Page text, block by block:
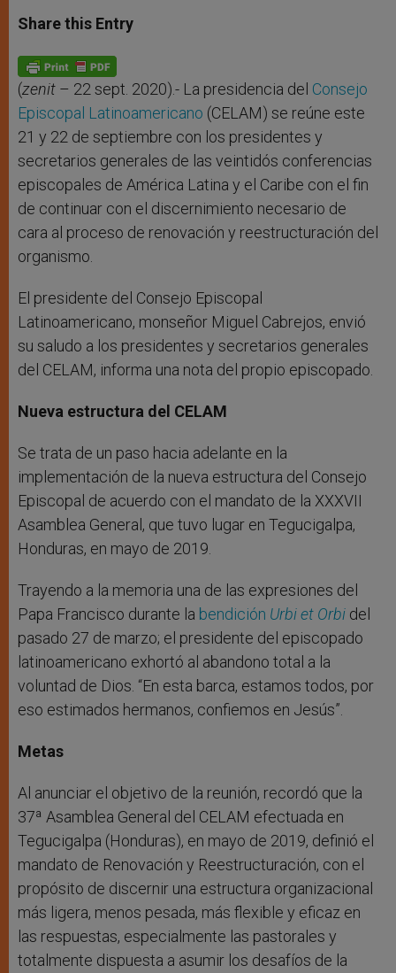
t
s
p
p
s
e
g
e
r
e
b
o
k
Share this Entry
(zenit – 22 sept. 2020).- La presidencia del Consejo
Episcopal Latinoamericano (CELAM) se reúne este
21 y 22 de septiembre con los presidentes y
secretarios generales de las veintidós conferencias
episcopales de América Latina y el Caribe con el fin
de continuar con el discernimiento necesario de
cara al proceso de renovación y reestructuración del
organismo.
El presidente del Consejo Episcopal
Latinoamericano, monseñor Miguel Cabrejos, envió
su saludo a los presidentes y secretarios generales
del CELAM, informa una nota del propio episcopado.
Nueva estructura del CELAM
Se trata de un paso hacia adelante en la
implementación de la nueva estructura del Consejo
Episcopal de acuerdo con el mandato de la XXXVII
Asamblea General, que tuvo lugar en Tegucigalpa,
Honduras, en mayo de 2019.
Trayendo a la memoria una de las expresiones del
Papa Francisco durante la bendición Urbi et Orbi del
pasado 27 de marzo; el presidente del episcopado
latinoamericano exhortó al abandono total a la
voluntad de Dios. “En esta barca, estamos todos, por
eso estimados hermanos, confiemos en Jesús”.
Metas
Al anunciar el objetivo de la reunión, recordó que la
37ª Asamblea General del CELAM efectuada en
Tegucigalpa (Honduras), en mayo de 2019, definió el
mandato de Renovación y Reestructuración, con el
propósito de discernir una estructura organizacional
más ligera, menos pesada, más flexible y eficaz en
las respuestas, especialmente las pastorales y
totalmente dispuesta a asumir los desafíos de la